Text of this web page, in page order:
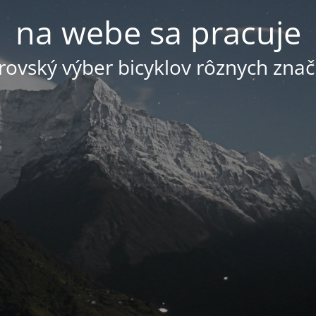
na webe sa pracuje
výber bicyklov rôznych